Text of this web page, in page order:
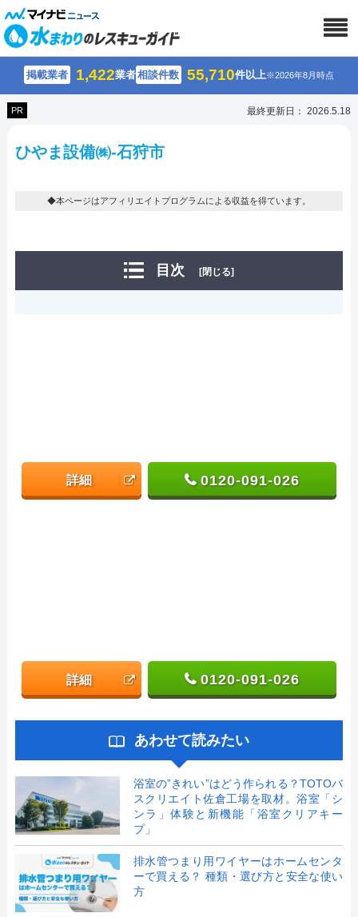
掲載業者 1,422業者相談件数 55,710件以上※2026年8月時点
PR 最終更新日： 2026.5.18
ひやま設備㈱-石狩市
◆本ページはアフィリエイトプログラムによる収益を得ています。
目次 [閉じる]
詳細 0120-091-026
詳細 0120-091-026
あわせて読みたい
浴室の”きれい”はどう作られる？TOTOバ
スクリエイト佐倉工場を取材。浴室「シ
ンラ」体験と新機能「浴室クリアキー
プ」
排水管つまり用ワイヤーはホームセンタ
ーで買える？ 種類・選び方と安全な使い
方